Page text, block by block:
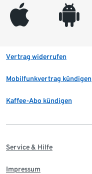
appleinc android
Vertrag widerrufen
Mobilfunkvertrag kündigen
Kaffee-Abo kündigen
Service & Hilfe
Impressum